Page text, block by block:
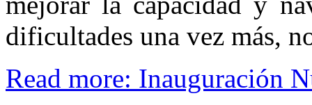
dificultades una vez más,
Read more: Inauguración